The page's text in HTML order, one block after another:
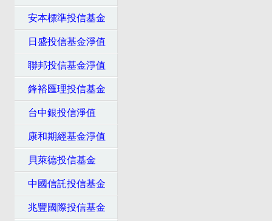
安本標準投信基金
日盛投信基金淨值
聯邦投信基金淨值
鋒裕匯理投信基金
台中銀投信淨值
康和期經基金淨值
貝萊德投信基金
中國信託投信基金
兆豐國際投信基金